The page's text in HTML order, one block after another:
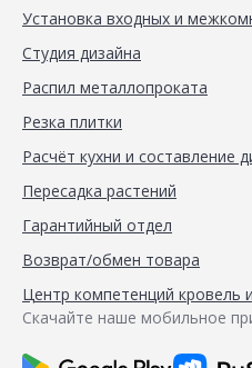
Установка входных и
Студия дизайна
Распил металлопроката
Резка плитки
Расчёт кухни и составление
Пересадка растений
Гарантийный отдел
Возврат/обмен товара
Центр компетенций кровель
Скачайте наше мобильное